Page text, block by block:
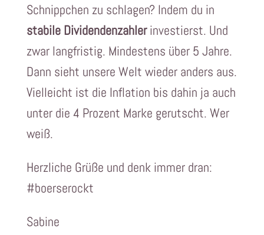
Schnippchen zu schlagen? Indem du in
stabile Dividendenzahlerinvestierst. Und
zwar langfristig. Mindestens über 5 Jahre.
Dann sieht unsere Welt wieder anders aus.
Vielleicht ist die Inflation bis dahin ja auch
unter die 4 Prozent Marke gerutscht. Wer
weiß.
Herzliche Grüße und denk immer dran:
#boerserockt
Sabine